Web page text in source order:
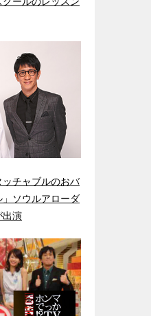
チャブルのおバ
ソウルアローダ
出演